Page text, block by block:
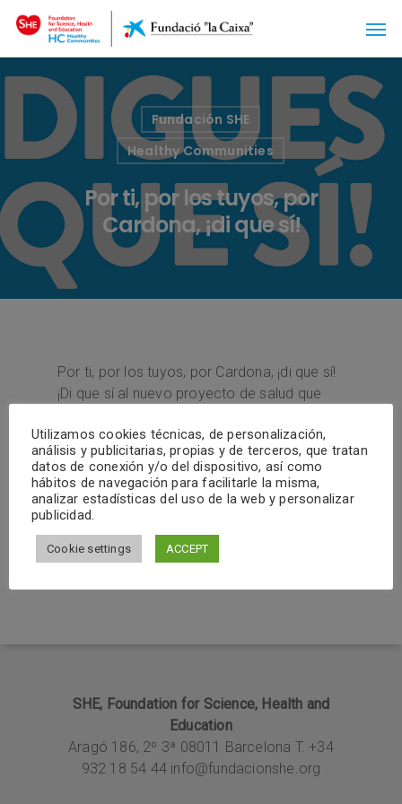
Fundación SHE
Healthy Communities
Por ti, por los tuyos, por
Cardona, ¡di que sí!
Por ti, por los tuyos, por Cardona, ¡di que sí!
¡Di que sí al nuevo proyecto de salud que
Estad atentos y atentas a vuestros
buzones, recibiréis un cuadríptico con toda
la información
#SHECardona2030
SHE, Foundation for Science, Health and
Education
Aragó 186, 2º 3ª 08011 Barcelona T. +34
932 18 54 44 info@fundacionshe.org
Utilizamos cookies técnicas, de personalización,
análisis y publicitarias, propias y de terceros, que tratan
datos de conexión y/o del dispositivo, así como
hábitos de navegación para facilitarle la misma,
analizar estadísticas del uso de la web y personalizar
publicidad.
Cookie settings ACCEPT